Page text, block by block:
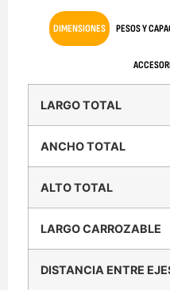
DIMENSIONES PESOS Y
LARGO TOTAL
ANCHO TOTAL
ALTO TOTAL
LARGO CARROZABLE
DISTANCIA ENTRE